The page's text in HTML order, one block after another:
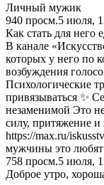
Личный мужик
940 просм.5 июля,
Как стать для него
В канале
которых у него по
возбуждения
Психологические
привязываться ✨
незаменимой Это
силу, притяжение
https://max.ru/
мужчины это любят
758 просм.5 июля,
Доброе утро,